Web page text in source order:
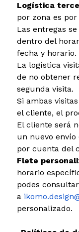
Logística
por zona es
Las entregas
dentro del
fecha y horario.
La logística
de no obtener
segunda visita.
Si ambas
el cliente, el
El cliente será
un nuevo envío
por cuenta del
Flete
horario
podes
a
personalizado.